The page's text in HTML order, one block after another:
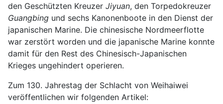
den Geschützten Kreuzer Jiyuan, den Torpedokreuzer
Guangbing und sechs Kanonenboote in den Dienst der
japanischen Marine. Die chinesische Nordmeerflotte
war zerstört worden und die japanische Marine konnte
damit für den Rest des Chinesisch-Japanischen
Krieges ungehindert operieren.
Zum 130. Jahrestag der Schlacht von Weihaiwei
veröffentlichen wir folgenden Artikel: